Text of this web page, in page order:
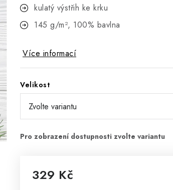
kulatý výstřih ke krku
145 g/m², 100% bavlna
Více informací
Velikost
329 Kč